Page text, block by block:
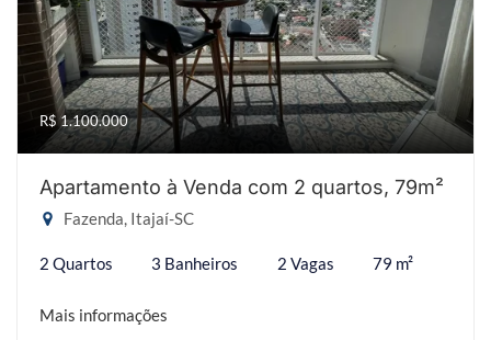
R$ 1.100.000
Apartamento à Venda com 2 quartos, 79m²
Fazenda, Itajaí-SC
2 Quartos 3 Banheiros 2 Vagas 79 m²
Mais informações